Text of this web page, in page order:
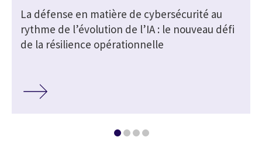
La défense en matière de cybersécurité au
rythme de l’évolution de l’IA : le nouveau défi
de la résilience opérationnelle